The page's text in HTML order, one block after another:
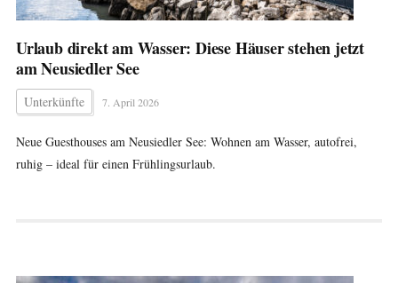
Urlaub direkt am Wasser: Diese Häuser stehen jetzt
am Neusiedler See
Unterkünfte 7. April 2026
Neue Guesthouses am Neusiedler See: Wohnen am Wasser, autofrei,
ruhig – ideal für einen Frühlingsurlaub.